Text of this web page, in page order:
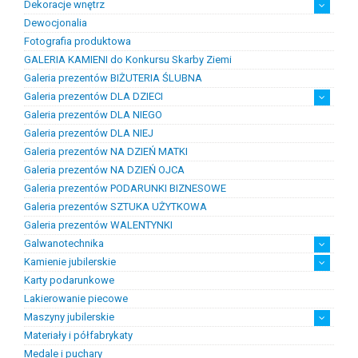
Chemia złotnicza
Ciecze probiercze
Kleje
Pasty i proszki do lutowania
Dekoracje wnętrz
Figurki
Lampy i plafony
Świeczniki
Dewocjonalia
Fotografia produktowa
GALERIA KAMIENI do Konkursu Skarby Ziemi
Galeria prezentów BIŻUTERIA ŚLUBNA
Galeria prezentów DLA DZIECI
Prezenty na chrzest i narodziny dzieci
Prezenty na komunię
Galeria prezentów DLA NIEGO
Galeria prezentów DLA NIEJ
Galeria prezentów NA DZIEŃ MATKI
Galeria prezentów NA DZIEŃ OJCA
Galeria prezentów PODARUNKI BIZNESOWE
Galeria prezentów SZTUKA UŻYTKOWA
Galeria prezentów WALENTYNKI
Galwanotechnika
kąpiele
osprzęt
Kamienie jubilerskie
Bursztyn
Kamienie jubilersko-ozdobne
Kamienie syntetyczne
Kamienie szlachetne
Karty podarunkowe
Lakierowanie piecowe
Maszyny jubilerskie
diamenciarki, tokarki itp
inne
linia odlewnicza
maszyny do bursztynu
myjki ultradżwiękowe
polerowanie, szlifowanie
silniki jubilerskie
walcarki, prasy itp
Materiały i półfabrykaty
Medale i puchary